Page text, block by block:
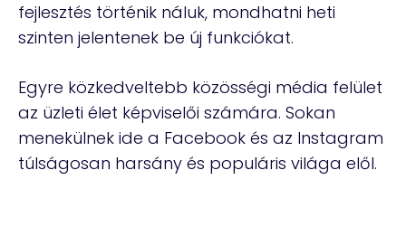
fejlesztés történik náluk, mondhatni heti
szinten jelentenek be új funkciókat.
Egyre közkedveltebb közösségi média felület
az üzleti élet képviselői számára. Sokan
menekülnek ide a Facebook és az Instagram
túlságosan harsány és populáris világa elől.